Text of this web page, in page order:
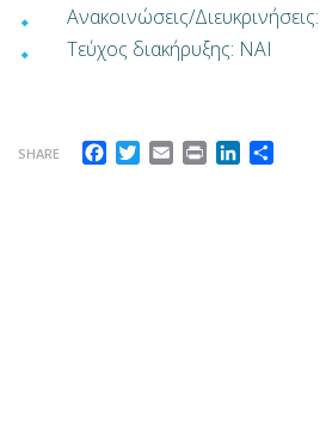
Ανακοινώσεις/Διευκρινήσεις:
Τεύχoς διακήρυξης: ΝΑΙ
SHARE Facebook
Twitter
EmailPrintLinkedIn